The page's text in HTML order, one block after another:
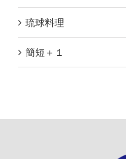
琉球料理
簡短＋１